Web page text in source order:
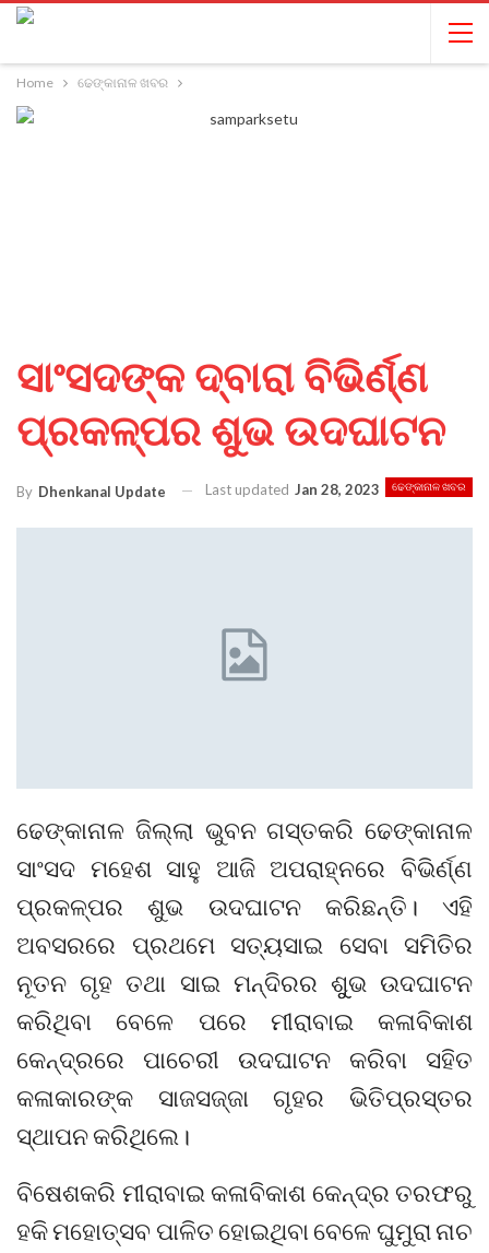
Home ଢେଙ୍କାନାଳ ଖବର
ସାଂସଦଙ୍କ ଦ୍ବାରା ବିଭିର୍ଣ୍ଣ
ପ୍ରକଳ୍ପର ଶୁଭ ଉଦଘାଟନ
ଢେଙ୍କାନାଳ ଖବର
By Dhenkanal Update Last updated Jan 28, 2023
ଢେଙ୍କାନାଳ ଜିଲ୍ଲା ଭୁବନ ଗସ୍ତକରି ଢେଙ୍କାନାଳ
ସାଂସଦ ମହେଶ ସାହୁ ଆଜି ଅପରାହ୍ନରେ ବିଭିର୍ଣ୍ଣ
ପ୍ରକଳ୍ପର ଶୁଭ ଉଦଘାଟନ କରିଛନ୍ତି। ଏହି
ଅବସରରେ ପ୍ରଥମେ ସତ୍ୟସାଇ ସେବା ସମିତିର
ନୂତନ ଗୃହ ତଥା ସାଇ ମନ୍ଦିରର ଶୁୁଭ ଉଦଘାଟନ
କରିଥିବା ବେଳେ ପରେ ମୀରାବାଇ କଳାବିକାଶ
କେନ୍ଦ୍ରରେ ପାଚେରୀ ଉଦଘାଟନ କରିବା ସହିତ
କଳାକାରଙ୍କ ସାଜସଜ୍ଜା ଗୃହର ଭିତିପ୍ରସ୍ତର
ସ୍ଥାପନ କରିଥିଲେ।
ବିଷେଶକରି ମୀରାବାଇ କଳାବିକାଶ କେନ୍ଦ୍ର ତରଫରୁ
ହକି ମହୋତ୍ସବ ପାଳିତ ହୋଇଥିବା ବେଳେ ଘୁମୁରା ନାଚ